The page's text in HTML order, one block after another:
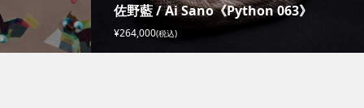
佐野藍 / Ai Sano《Python 063》
¥264,000(税込)